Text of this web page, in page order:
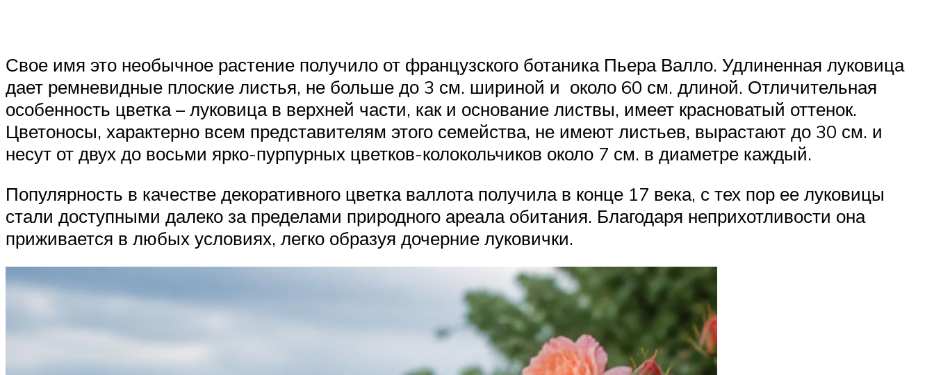
Свое имя это необычное растение получило от французского ботаника Пьера Валло. Удлиненная луковица
дает ремневидные плоские листья, не больше до 3 см. шириной и около 60 см. длиной. Отличительная
особенность цветка – луковица в верхней части, как и основание листвы, имеет красноватый оттенок.
Цветоносы, характерно всем представителям этого семейства, не имеют листьев, вырастают до 30 см. и
несут от двух до восьми ярко-пурпурных цветков-колокольчиков около 7 см. в диаметре каждый.
Популярность в качестве декоративного цветка валлота получила в конце 17 века, с тех пор ее луковицы
стали доступными далеко за пределами природного ареала обитания. Благодаря неприхотливости она
приживается в любых условиях, легко образуя дочерние луковички.